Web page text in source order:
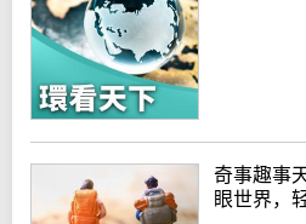
奇事趣事
眼世界，